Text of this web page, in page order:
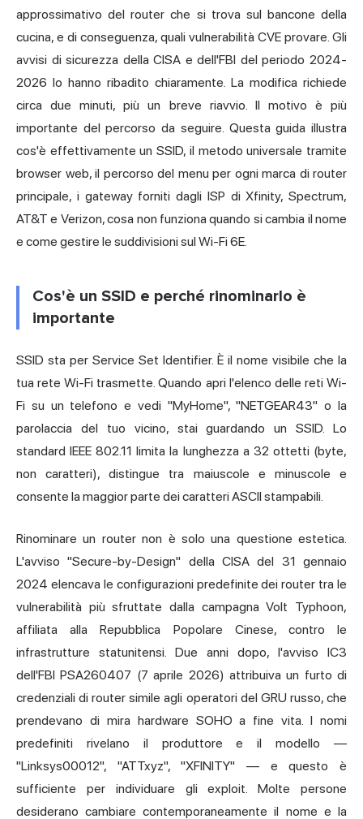
approssimativo del router che si trova sul bancone della
cucina, e di conseguenza, quali vulnerabilità CVE provare. Gli
avvisi di sicurezza della CISA e dell'FBI del periodo 2024-
2026 lo hanno ribadito chiaramente. La modifica richiede
circa due minuti, più un breve riavvio. Il motivo è più
importante del percorso da seguire. Questa guida illustra
cos'è effettivamente un SSID, il metodo universale tramite
browser web, il percorso del menu per ogni marca di router
principale, i gateway forniti dagli ISP di Xfinity, Spectrum,
AT&T e Verizon, cosa non funziona quando si cambia il nome
e come gestire le suddivisioni sul Wi-Fi 6E.
Cos'è un SSID e perché rinominarlo è
importante
SSID sta per Service Set Identifier. È il nome visibile che la
tua rete Wi-Fi trasmette. Quando apri l'elenco delle reti Wi-
Fi su un telefono e vedi "MyHome", "NETGEAR43" o la
parolaccia del tuo vicino, stai guardando un SSID. Lo
standard IEEE 802.11 limita la lunghezza a 32 ottetti (byte,
non caratteri), distingue tra maiuscole e minuscole e
consente la maggior parte dei caratteri ASCII stampabili.
Rinominare un router non è solo una questione estetica.
L'avviso "Secure-by-Design" della CISA del 31 gennaio
2024 elencava le configurazioni predefinite dei router tra le
vulnerabilità più sfruttate dalla campagna Volt Typhoon,
affiliata alla Repubblica Popolare Cinese, contro le
infrastrutture statunitensi. Due anni dopo, l'avviso IC3
dell'FBI PSA260407 (7 aprile 2026) attribuiva un furto di
credenziali di router simile agli operatori del GRU russo, che
prendevano di mira hardware SOHO a fine vita. I nomi
predefiniti rivelano il produttore e il modello —
"Linksys00012", "ATTxyz", "XFINITY" — e questo è
sufficiente per individuare gli exploit. Molte persone
desiderano cambiare contemporaneamente il nome e la